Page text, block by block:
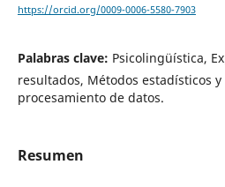
https://orcid.org/0009-0006-5580-7903
Palabras clave: Psicolingüística,
resultados, Métodos estadísticos
procesamiento de datos.
Resumen